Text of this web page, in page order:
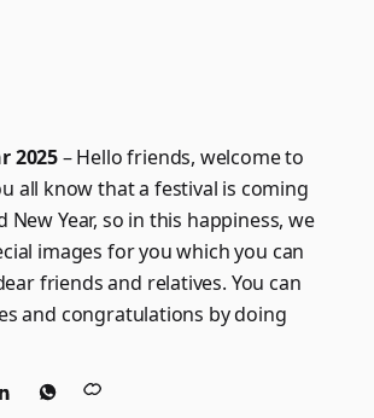
2025– Hello friends, welcome to
all know that a festival is coming
Year, so in this happiness, we
images for you which you can
friends and relatives. You can
and congratulations by doing